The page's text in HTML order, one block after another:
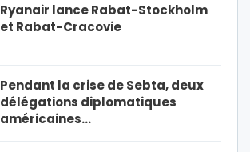
Ryanair lance Rabat-Stockholm
et Rabat-Cracovie
Pendant la crise de Sebta, deux
délégations diplomatiques
américaines…